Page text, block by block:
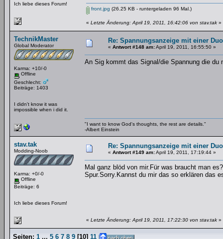
Ich liebe dieses Forum!
front.jpg (26.25 KB - runtergeladen 96 Mal.)
« Letzte Änderung: April 19, 2011, 16:42:06 von stav.tak »
TechnikMaster
Global Moderator
Karma: +10/-0
Offline
Geschlecht:
Beiträge: 1403
I didn't know it was
impossible when i did it.
Re: Spannungsanzeige mit einer
« Antwort #148 am:April 19, 2011, 16:55:50 »
An Sig kommt das Signal/die Spannung die du
"I want to know God's thoughts, the rest are details."
-Albert Einstein
stav.tak
Modding-Noob
Karma: +0/-0
Offline
Beiträge: 6
Ich liebe dieses Forum!
Re: Spannungsanzeige mit einer
« Antwort #149 am:April 19, 2011, 17:19:44 »
Mal ganz blöd von mir.Für was braucht man
Spur.Sorry.Kannst du mir das so erklären das
« Letzte Änderung: April 19, 2011, 17:22:30 von stav.tak »
Seiten: 1 ... 5 6 7 8 9 [10] 11